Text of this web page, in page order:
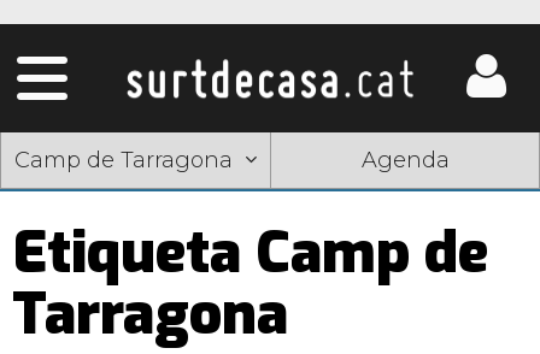
Camp de Tarragona Agenda
Etiqueta Camp de
Tarragona